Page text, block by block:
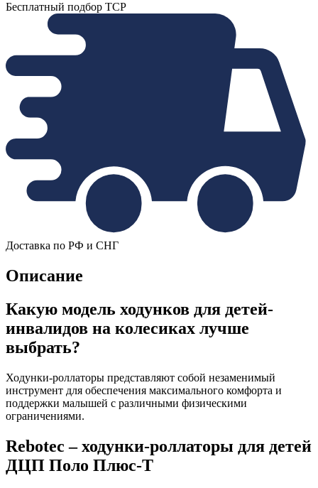
Бесплатный подбор ТСР
Доставка по РФ и СНГ
Описание
Какую модель ходунков для детей-
инвалидов на колесиках лучше
выбрать?
Ходунки-роллаторы представляют собой незаменимый
инструмент для обеспечения максимального комфорта и
поддержки малышей с различными физическими
ограничениями.
Rebotec – ходунки-роллаторы для детей
ДЦП Поло Плюс-Т